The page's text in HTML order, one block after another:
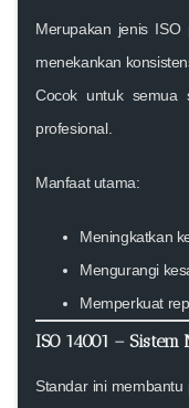
Merupakan jenis
menekankan
Cocok untuk
profesional.
Manfaat utama:
Meningkatkan
Mengurangi
Memperkuat
ISO 14001 –
Standar ini membantu